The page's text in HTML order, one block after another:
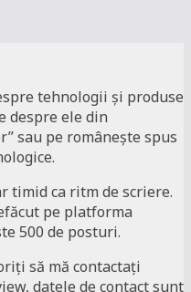
tehnologii şi produse
despre ele din
sau pe româneşte spus
timid ca ritm de scriere.
pe platforma
500 de posturi.
să mă contactați
datele de contact sunt